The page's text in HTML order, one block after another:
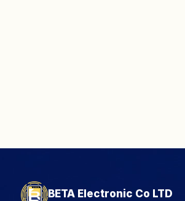
BETA Electronic Co LTD